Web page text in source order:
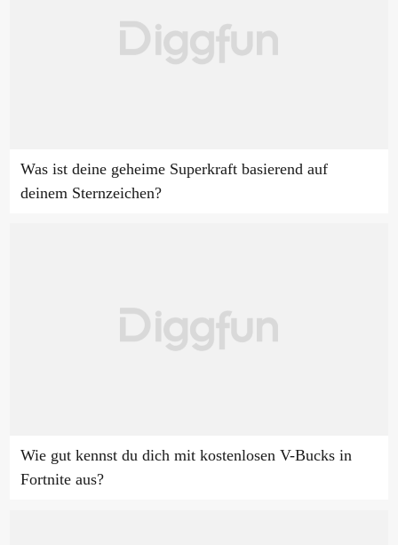
Was ist deine geheime Superkraft basierend auf
deinem Sternzeichen?
Wie gut kennst du dich mit kostenlosen V-Bucks in
Fortnite aus?